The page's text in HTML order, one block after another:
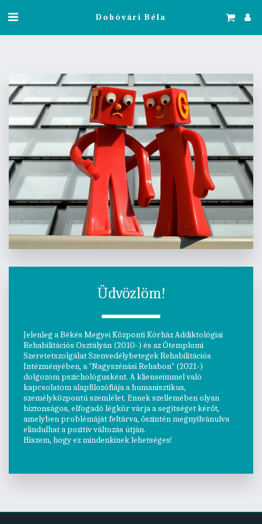
Dobóvári Béla
Üdvözlöm!
Jelenleg a Békés Megyei Központi Kórház Addiktológiai
Rehabilitációs Osztályán (2010-) és az Ótemplomi
Szeretetszolgálat Szenvedélybetegek Rehabilitációs
Intézményében, a "Nagyszénási Rehabon" (2021-)
dolgozom pszichológusként. A klienseimmel való
kapcsolatom alapfilozófiája a humanisztikus,
személyközpontú szemlélet. Ennek szellemében olyan
biztonságos, elfogadó légkör várja a segítséget kérőt,
amelyben problémáját feltárva, őszintén megnyilvánulva
elindulhat a pozitív változás útján.
Hiszem, hogy ez mindenkinek lehetséges!